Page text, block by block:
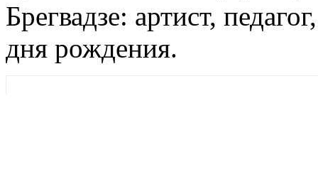
Брегвадзе: артист,
дня рождения.